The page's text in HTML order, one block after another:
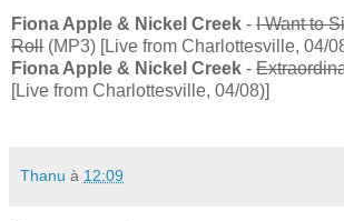
Fiona Apple & Nickel Creek - I Want to
Roll (MP3) [Live from Charlottesville, 04/
Fiona Apple & Nickel Creek -
[Live from Charlottesville, 04/08)]
Thanu à 12:09